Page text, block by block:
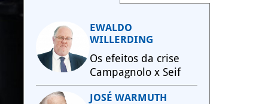
EWALDO
WILLERDING
Os efeitos da crise
Campagnolo x Seif
JOSÉ WARMUTH